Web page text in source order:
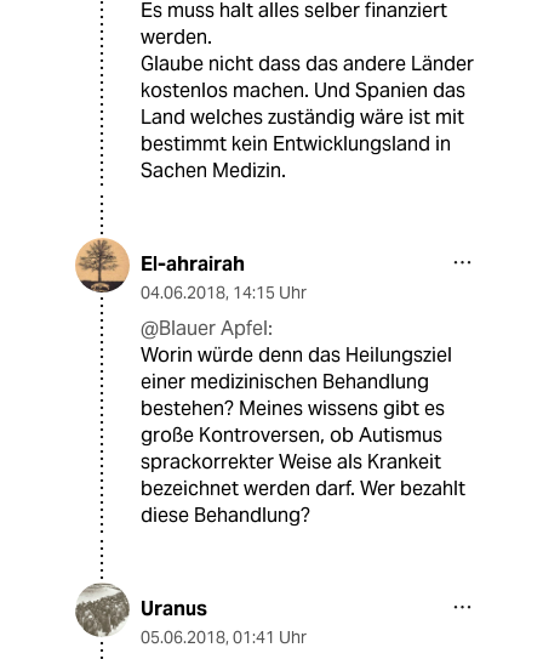
Es muss halt alles selber finanziert
werden.
Glaube nicht dass das andere Länder
kostenlos machen. Und Spanien das
Land welches zuständig wäre ist mit
bestimmt kein Entwicklungsland in
Sachen Medizin.
El-ahrairah
04.06.2018, 14:15 Uhr
@Blauer Apfel:
Worin würde denn das Heilungsziel
einer medizinischen Behandlung
bestehen? Meines wissens gibt es
große Kontroversen, ob Autismus
sprackorrekter Weise als Krankeit
bezeichnet werden darf. Wer bezahlt
diese Behandlung?
Uranus
05.06.2018, 01:41 Uhr